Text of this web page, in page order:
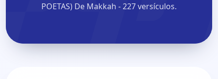
POETAS) De Makkah - 227 versículos.